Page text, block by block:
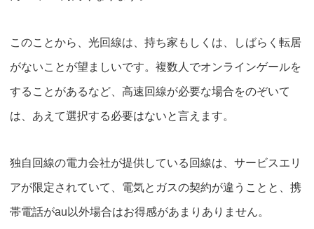
このことから、 光回線は、持ち家もしくは、しばらく転居
がないことが望ましいです。 複数人でオンラインゲールを
することがあるなど、高速回線が必要な場合をのぞいて
は、あえて選択する必要はないと言えます。
独自回線の電力会社が提供している回線は、サービスエリ
アが限定されていて、電気とガスの契約が違うことと、携
帯電話がau以外場合はお得感があまりありません。